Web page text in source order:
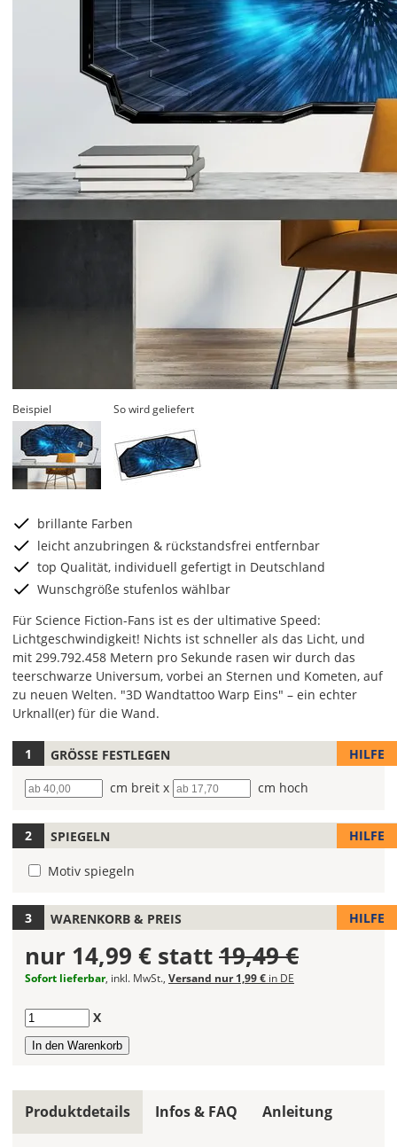
Beispiel So wird geliefert
brillante Farben
leicht anzubringen & rückstandsfrei entfernbar
top Qualität, individuell gefertigt in Deutschland
Wunschgröße stufenlos wählbar
Für Science Fiction-Fans ist es der ultimative Speed:
Lichtgeschwindigkeit! Nichts ist schneller als das Licht, und
mit 299.792.458 Metern pro Sekunde rasen wir durch das
teerschwarze Universum, vorbei an Sternen und Kometen, auf
zu neuen Welten. "3D Wandtattoo Warp Eins" – ein echter
Urknall(er) für die Wand.
Hier
Du
Größe
Deines
Wandtattoos
Die
voreingestellte
Größe
die
erforderliche
Mindestgröße.
Wandtattoo
gespiegelt
GRÖSSE FESTLEGEN HILFE
Breite cm breit x Höhe cm hoch
SPIEGELN HILFE
Motiv spiegeln
WARENKORB & PREIS HILFE
nur 14,99 € statt19,49 €
Sofort lieferbar, inkl. MwSt., Versand nur 1,99 € in DE
Anzahl X
Produktdetails Infos & FAQ Anleitung